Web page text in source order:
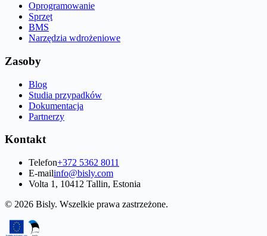
Oprogramowanie
Sprzęt
BMS
Narzędzia wdrożeniowe
Zasoby
Blog
Studia przypadków
Dokumentacja
Partnerzy
Kontakt
Telefon+372 5362 8011
E-mailinfo@bisly.com
Volta 1, 10412 Tallin, Estonia
© 2026 Bisly. Wszelkie prawa zastrzeżone.